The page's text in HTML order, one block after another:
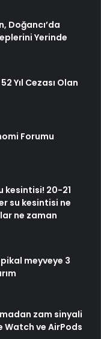
Doğancı’da
Yerinde
Yıl Cezası Olan
Forumu
kesintisi! 20-21
su kesintisi ne
ne zaman
meyveye 3
zam sinyali
Watch ve AirPods